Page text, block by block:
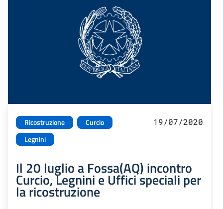
Ricostruzione
Curcio
Legnini
19/07/2020
Il 20 luglio a Fossa(AQ) incontro
Curcio, Legnini e Uffici speciali per
la ricostruzione